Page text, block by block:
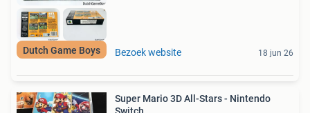
Dutch Game Boys Bezoek website 18 jun 26
Super Mario 3D All-Stars - Nintendo